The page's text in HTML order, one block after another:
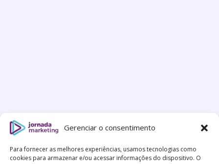
Gerenciar o consentimento
Para fornecer as melhores experiências, usamos tecnologias como
cookies para armazenar e/ou acessar informações do dispositivo. O